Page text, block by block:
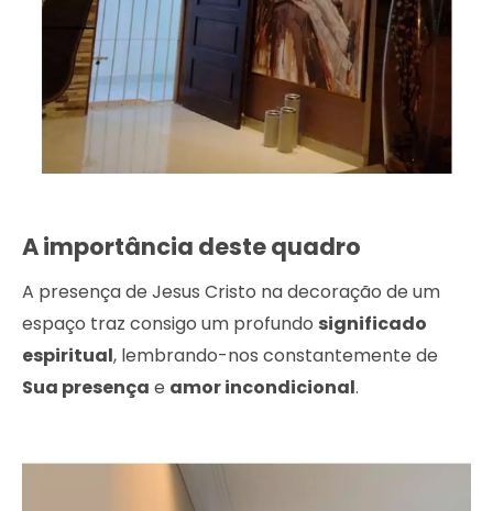
A importância deste quadro
A presença de Jesus Cristo na decoração de um
espaço traz consigo um profundo significado
espiritual, lembrando-nos constantemente de
Sua presença e amor incondicional.